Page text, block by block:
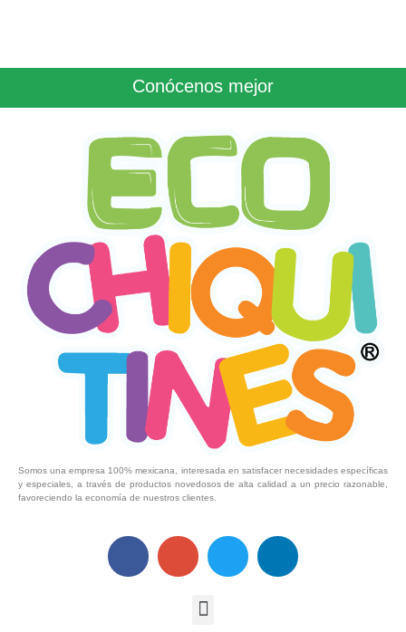
Conócenos mejor
Somos una empresa 100% mexicana, interesada en satisfacer necesidades específicas
y especiales, a través de productos novedosos de alta calidad a un precio razonable,
favoreciendo la economía de nuestros clientes.